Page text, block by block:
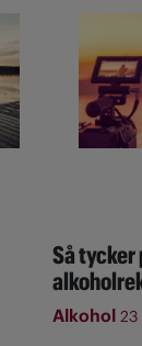
Så tycker
Alkohol 23